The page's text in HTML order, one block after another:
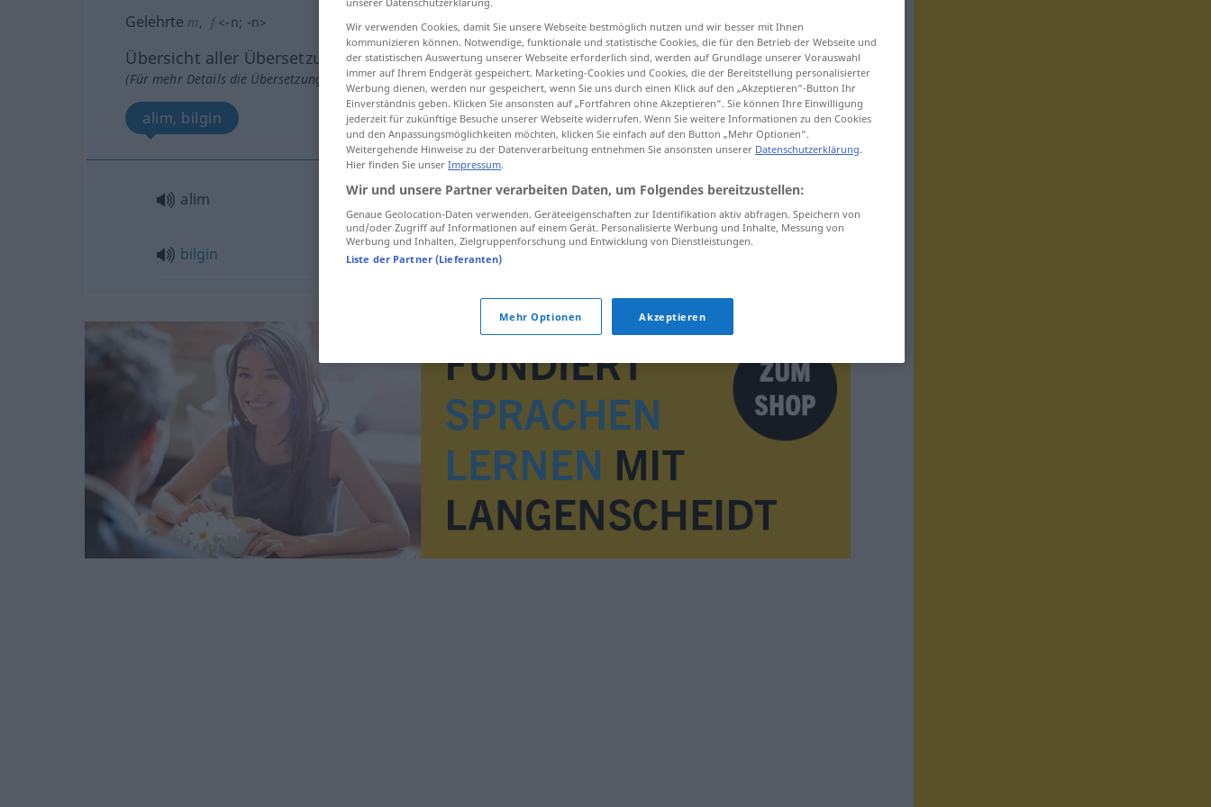
Gelehrte m, f <-n; -n>
Übersicht aller Übersetzungen
(Für mehr Details die Übersetzung anklicken/antippen)
alim, bilgin
alim Gelehrte
bilgin Gelehrte
Wir verwenden Cookies, damit Sie unsere Webseite bestmöglich nutzen und wir besser mit Ihnen
kommunizieren können. Notwendige, funktionale und statistische Cookies, die für den Betrieb der Webseite und
der statistischen Auswertung unserer Webseite erforderlich sind, werden auf Grundlage unserer Vorauswahl
immer auf Ihrem Endgerät gespeichert. Marketing-Cookies und Cookies, die der Bereitstellung personalisierter
Werbung dienen, werden nur gespeichert, wenn Sie uns durch einen Klick auf den „Akzeptieren“-Button Ihr
Einverständnis geben. Klicken Sie ansonsten auf „Fortfahren ohne Akzeptieren“. Sie können Ihre Einwilligung
jederzeit für zukünftige Besuche unserer Webseite widerrufen. Wenn Sie weitere Informationen zu den Cookies
und den Anpassungsmöglichkeiten möchten, klicken Sie einfach auf den Button „Mehr Optionen“.
Weitergehende Hinweise zu der Datenverarbeitung entnehmen Sie ansonsten unserer Datenschutzerklärung.
Hier finden Sie unser Impressum.
Wir und unsere Partner verarbeiten Daten, um Folgendes bereitzustellen:
Genaue Geolocation-Daten verwenden. Geräteeigenschaften zur Identifikation aktiv abfragen. Speichern von
und/oder Zugriff auf Informationen auf einem Gerät. Personalisierte Werbung und Inhalte, Messung von
Werbung und Inhalten, Zielgruppenforschung und Entwicklung von Dienstleistungen.
Liste der Partner (Lieferanten)
Mehr Optionen Akzeptieren